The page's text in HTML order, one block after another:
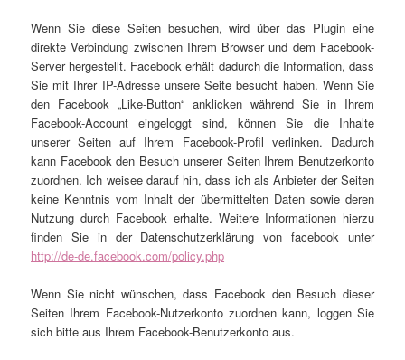
Wenn Sie diese Seiten besuchen, wird über das Plugin eine
direkte Verbindung zwischen Ihrem Browser und dem Facebook-
Server hergestellt. Facebook erhält dadurch die Information, dass
Sie mit Ihrer IP-Adresse unsere Seite besucht haben. Wenn Sie
den Facebook „Like-Button“ anklicken während Sie in Ihrem
Facebook-Account eingeloggt sind, können Sie die Inhalte
unserer Seiten auf Ihrem Facebook-Profil verlinken. Dadurch
kann Facebook den Besuch unserer Seiten Ihrem Benutzerkonto
zuordnen. Ich weisee darauf hin, dass ich als Anbieter der Seiten
keine Kenntnis vom Inhalt der übermittelten Daten sowie deren
Nutzung durch Facebook erhalte. Weitere Informationen hierzu
finden Sie in der Datenschutzerklärung von facebook unter
http://de-de.facebook.com/policy.php
Wenn Sie nicht wünschen, dass Facebook den Besuch dieser
Seiten Ihrem Facebook-Nutzerkonto zuordnen kann, loggen Sie
sich bitte aus Ihrem Facebook-Benutzerkonto aus.